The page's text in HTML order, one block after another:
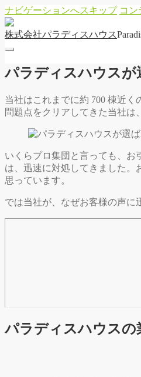
ナビゲーションへスキップ コン
株式会社パラディ スハウ ス
パラディスハウスが
当社はこれまでに約 700 棟近
問題点をクリアしてきた当社は
いくらプロ集団と言っても、お
は、迅速に対処してきました。
思っています。
では当社が、なぜお客様の声に
パラディスハウスの